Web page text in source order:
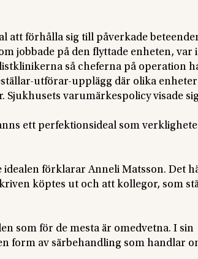
att förhålla sig till påverkade
jobbade på den flyttade enheten, var
så cheferna på operation
utförar-upplägg där olika enheter
varumärkespolicy visade
ett perfektionsideal som
förklarar Anneli Matsson. Det
köptes ut och att kollegor, som
som för de mesta är omedvetna. I sin
form av särbehandling som handlar